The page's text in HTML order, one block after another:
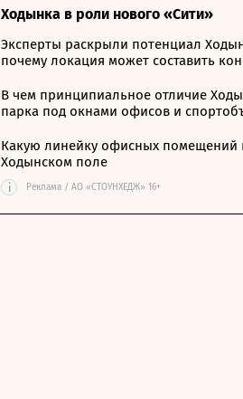
Ходынка в роли нового «Сити»
Эксперты раскрыли потенциал
почему локация может составить
В чем принципиальное отличие
парка под окнами офисов и
Какую линейку офисных помещений
Ходынском поле
i Реклама / АО «СТОУНХЕДЖ» 16+